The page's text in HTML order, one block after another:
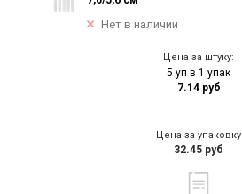
Нет в наличии
Цена за штуку:
5 уп в 1 упак
7.14 руб
Цена за упаковку
32.45 руб